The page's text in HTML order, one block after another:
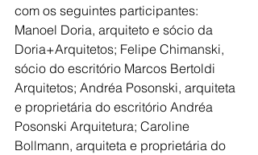
com os seguintes participantes:
Manoel Doria, arquiteto e sócio da
Doria+Arquitetos; Felipe Chimanski,
sócio do escritório Marcos Bertoldi
Arquitetos; Andréa Posonski, arquiteta
e proprietária do escritório Andréa
Posonski Arquitetura; Caroline
Bollmann, arquiteta e proprietária do